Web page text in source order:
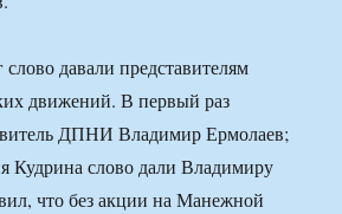
давали представителям
движений. В первый раз
ДПНИ Владимир Ермолаев;
Кудрина слово дали Владимиру
что без акции на Манежной